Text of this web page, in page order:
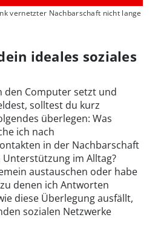
vernetzter Nachbarschaft nicht lange
ideales soziales
den Computer setzt und
solltest du kurz
überlegen: Was
ich nach
in der Nachbarschaft
im Alltag?
austauschen oder habe
denen ich Antworten
diese Überlegung ausfällt,
sozialen Netzwerke